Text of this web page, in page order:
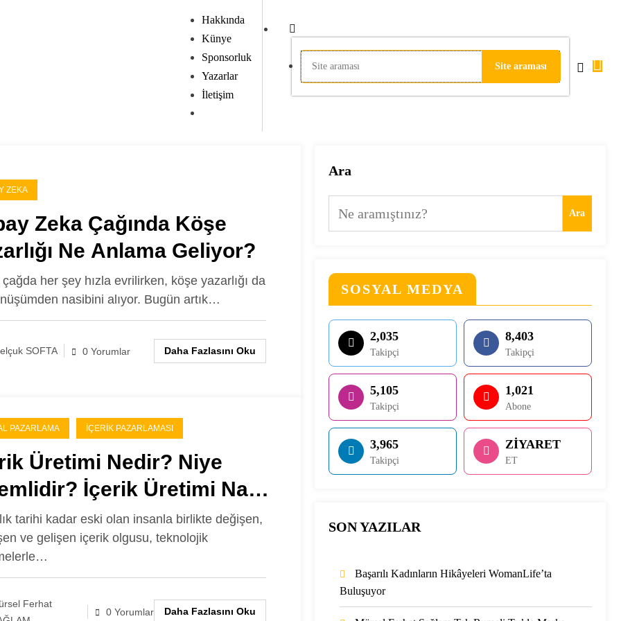
Hakkında
Künye
Sponsorluk
Yazarlar
İletişim
ZEKA
Zeka Çağında Köşe
Ne Anlama Geliyor?
her şey hızla evrilirken, köşe yazarlığı da
nasibini alıyor. Bugün artık…
SOFTA 0 Yorumlar Daha Fazlasını Oku
PAZARLAMA İÇERIK PAZARLAMASI
Üretimi Nedir? Niye
İçerik Üretimi Nasıl
tarihi kadar eski olan insanla birlikte değişen,
ve gelişen içerik olgusu, teknolojik
Ferhat
0 Yorumlar Daha Fazlasını Oku
Ara
Ara
SOSYAL MEDYA
2,035
Takipçi
8,403
Takipçi
5,105
Takipçi
1,021
Abone
3,965
Takipçi
ZİYARET
ET
SON YAZILAR
Başarılı Kadınların Hikâyeleri WomanLife’ta
Buluşuyor